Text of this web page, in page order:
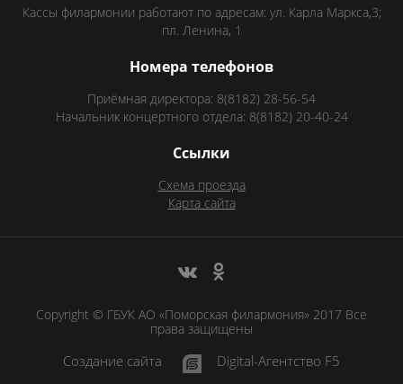
Кассы филармонии работают по адресам: ул. Карла Маркса,3;
пл. Ленина, 1
Номера телефонов
Приёмная директора: 8(8182) 28-56-54
Начальник концертного отдела: 8(8182) 20-40-24
Ссылки
Схема проезда
Карта сайта
Copyright © ГБУК АО «Поморская филармония» 2017 Все
права защищены
Создание сайта Digital-Агентство F5